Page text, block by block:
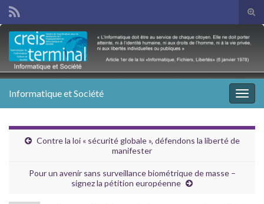
Search for:
Informatique et Société
Contre la loi « sécurité globale », défendons la liberté de
manifester
Pour un avenir sans surveillance biométrique de masse –
signez la pétition européenne